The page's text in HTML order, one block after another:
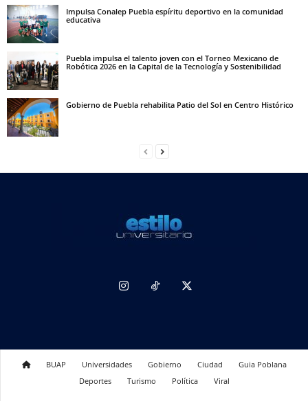
Impulsa Conalep Puebla espíritu deportivo en la comunidad
educativa
Puebla impulsa el talento joven con el Torneo Mexicano de
Robótica 2026 en la Capital de la Tecnología y Sostenibilidad
Gobierno de Puebla rehabilita Patio del Sol en Centro Histórico
BUAP Universidades Gobierno Ciudad
Guia Poblana
Deportes
Turismo Política Viral